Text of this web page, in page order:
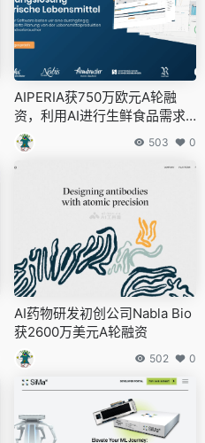
AIPERIA获750万欧元A轮融
资，利用AI进行生鲜食品需求
规划以减少浪费
503 0
AI药物研发初创公司Nabla Bio
获2600万美元A轮融资
502 0